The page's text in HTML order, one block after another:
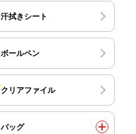
汗拭きシート
ボールペン
クリアファイル
バッグ